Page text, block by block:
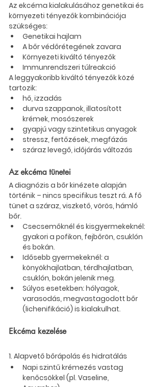
Az ekcéma kialakulásához genetikai és
környezeti tényezők kombinációja
szükséges:
Genetikai hajlam
A bőr védőrétegének zavara
Környezeti kiváltó tényezők
Immunrendszeri túlreakció
A leggyakoribb kiváltó tényezők közé
tartozik:
hő, izzadás
durva szappanok, illatosított
krémek, mosószerek
gyapjú vagy szintetikus anyagok
stressz, fertőzések, megfázás
száraz levegő, időjárás változás
Az ekcéma tünetei
A diagnózis a bőr kinézete alapján
történik – nincs specifikus teszt rá. A fő
tünet a száraz, viszkető, vörös, hámló
bőr.
Csecsemőknél és kisgyermekeknél:
gyakori a pofikon, fejbőrön, csuklón
és bokán.
Idősebb gyermekeknél: a
könyökhajlatban, térdhajlatban,
csuklón, bokán jelenik meg.
Súlyos esetekben: hólyagok,
varasodás, megvastagodott bőr
(lichenifikáció) is kialakulhat.
Ekcéma kezelése
1. Alapvető bőrápolás és hidratálás
Napi szintű krémezés vastag
kenőcsökkel (pl. Vaseline,